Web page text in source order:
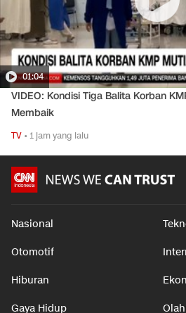
01:04
VIDEO: Kondisi Tiga Balita Korban
Membaik
TV •1 jam yang lalu
Nasional
Otomotif
Hiburan
Gaya Hidup